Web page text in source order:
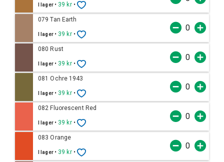
I lager • 39 kr •
079 Tan Earth
I lager • 39 kr •
080 Rust
I lager • 39 kr •
081 Ochre 1943
I lager • 39 kr •
082 Fluorescent Red
I lager • 39 kr •
083 Orange
I lager • 39 kr •